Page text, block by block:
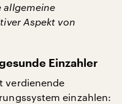
allgemeine
Aspekt von
Einzahler
verdienende
einzahlen: